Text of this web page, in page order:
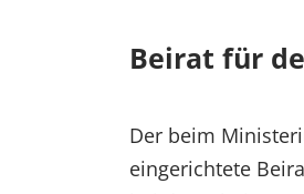
Beirat für
Der beim
eingerichtete